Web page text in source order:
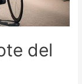
del